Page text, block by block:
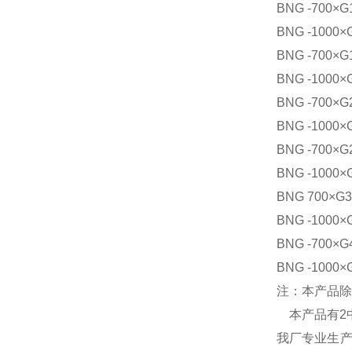
BNG -
BNG -
BNG -
BNG -
BNG -
BNG -
BNG -
BNG -
BNG
BNG -
BNG -
BNG -
注：本产品
本产品有2
我厂专业生